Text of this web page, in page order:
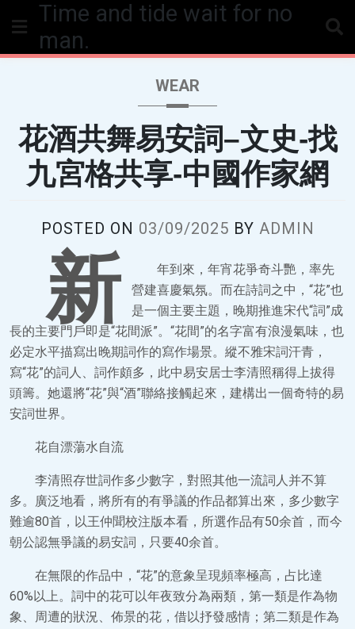
Time and tide wait for no
man.
WEAR
花酒共舞易安詞–文史-找
九宮格共享-中國作家網
POSTED ON 03/09/2025 BY ADMIN
新
年到來，年宵花爭奇斗艷，率先
營建喜慶氣氛。而在詩詞之中，“花”也
是一個主要主題，晚期推進宋代“詞”成
長的主要門戶即是“花間派”。“花間”的名字富有浪漫氣味，也
必定水平描寫出晚期詞作的寫作場景。縱不雅宋詞汗青，
寫“花”的詞人、詞作頗多，此中易安居士李清照稱得上拔得
頭籌。她還將“花”與“酒”聯絡接觸起來，建構出一個奇特的易
安詞世界。
花自漂蕩水自流
李清照存世詞作多少數字，對照其他一流詞人并不算
多。廣泛地看，將所有的有爭議的作品都算出來，多少數字
難逾80首，以王仲聞校注版本看，所選作品有50余首，而今
朝公認無爭議的易安詞，只要40余首。
在無限的作品中，“花”的意象呈現頻率極高，占比達
60%以上。詞中的花可以年夜致分為兩類，第一類是作為物
象、周遭的狀況、佈景的花，借以抒發感情；第二類是作為